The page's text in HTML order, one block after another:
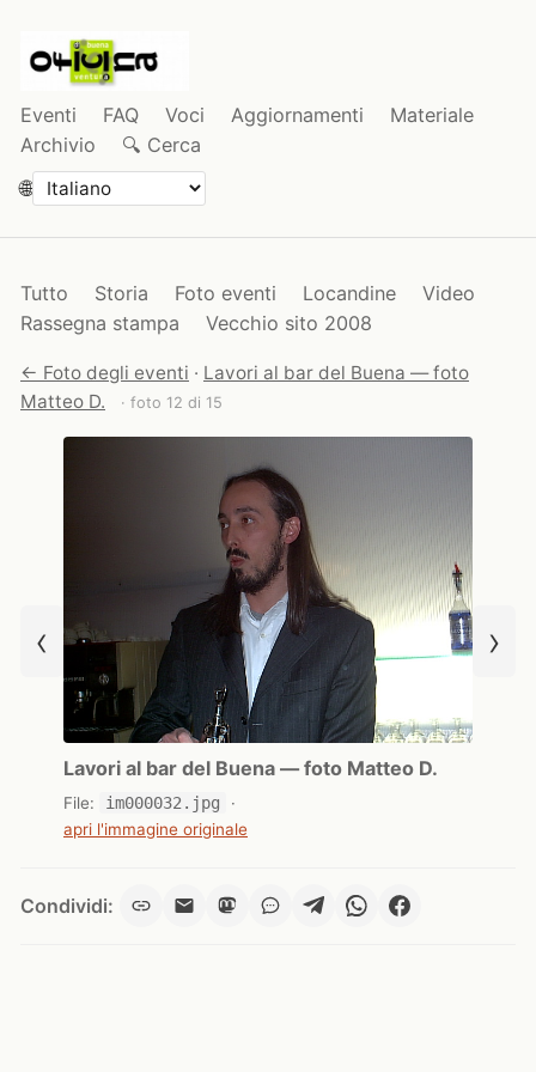
Eventi FAQ Voci Aggiornamenti
Materiale
Archivio
🔍 Cerca
🌐
Tutto Storia Foto eventi Locandine
Video
Rassegna stampa
Vecchio sito 2008
← Foto degli eventi · Lavori al bar del Buena — foto
Matteo D.
· foto 12 di 15
‹
Lavori al bar del Buena — foto Matteo D.
File: im000032.jpg
·
apri l'immagine originale
›
Condividi: